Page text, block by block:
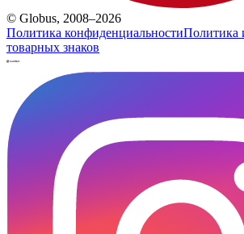
© Globus, 2008–2026
Политика конфиденциальностиПолитика
товарных знаков